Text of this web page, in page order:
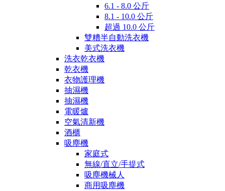
6.1 - 8.0 公斤
8.1 - 10.0 公斤
超過 10.0 公斤
雙糟半自動洗衣機
美式洗衣機
洗衣乾衣機
乾衣機
衣物護理機
抽濕機
抽濕機
電暖爐
空氣清新機
酒櫃
吸塵機
家庭式
無線/直立/手提式
吸塵機械人
商用吸塵機